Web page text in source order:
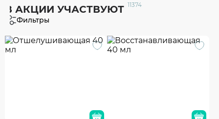
В АКЦИИ УЧАСТВУЮТ 11374
Фильтры